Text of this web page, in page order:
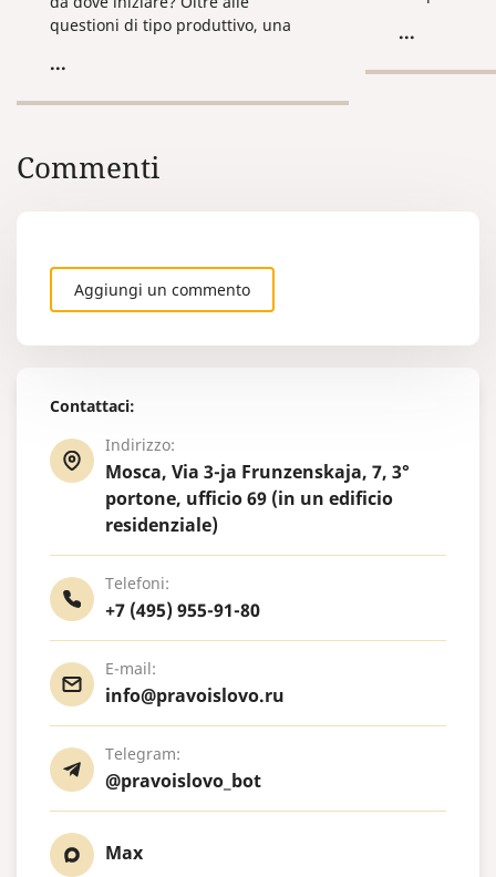
Contattaci:
Indirizzo:
Mosca, Via 3-ja Frunzenskaja, 7, 3°
portone, ufficio 69 (in un edificio
residenziale)
Telefoni:
+7 (495) 955-91-80
E-mail:
info@pravoislovo.ru
Telegram:
@pravoislovo_bot
Max
questioni di tipo produttivo, una
fare, è occuparsi delle questioni di
...
...
Commenti
Aggiungi un commento